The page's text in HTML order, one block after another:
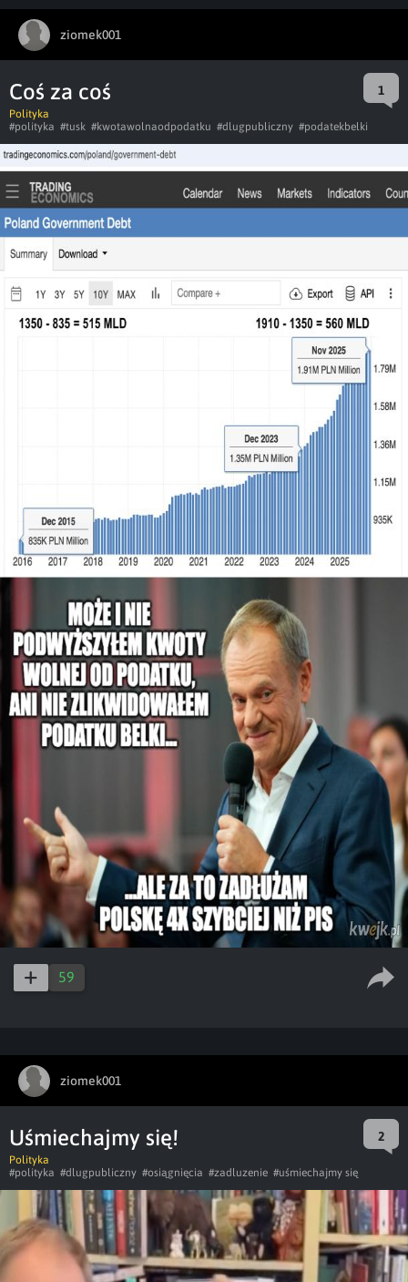
ziomek001
Coś za coś 1
Polityka
#polityka #tusk #kwotawolnaodpodatku #dlugpubliczny #podatekbelki
59
ziomek001
Uśmiechajmy się! 2
Polityka
#polityka #dlugpubliczny #osiągnięcia #zadluzenie #uśmiechajmy się